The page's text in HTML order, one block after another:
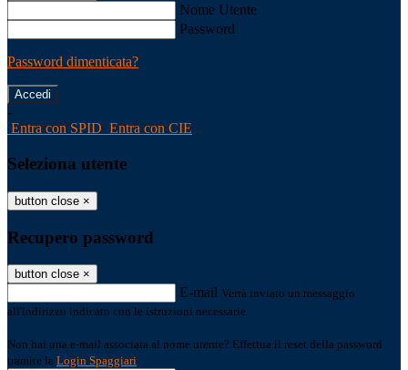
Nome Utente
Password
Password dimenticata?
-
Entra con SPID Entra con CIE
Seleziona utente
button close ×
Recupero password
button close ×
E-mail Verrà inviato un messaggio
all'indirizzo indicato con le istruzioni necessarie.
Non hai una e-mail associata al nome utente? Effettua il reset della password
tramite la Login Spaggiari